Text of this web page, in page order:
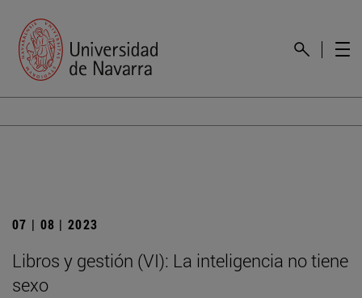
07 | 08 | 2023
Libros y gestión (VI): La inteligencia no tiene
sexo